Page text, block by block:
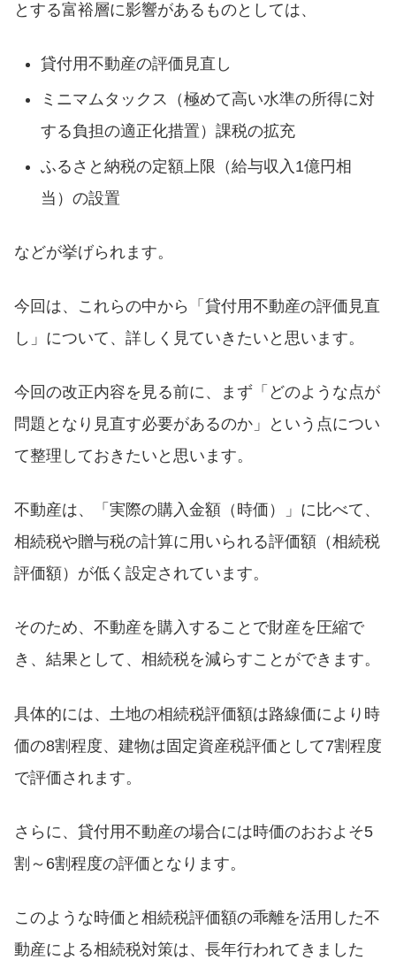
とする富裕層に影響があるものとしては、
貸付用不動産の評価見直し
ミニマムタックス（極めて高い水準の所得に対
する負担の適正化措置）課税の拡充
ふるさと納税の定額上限（給与収入1億円相
当）の設置
などが挙げられます。
今回は、これらの中から「貸付用不動産の評価見直
し」について、詳しく見ていきたいと思います。
今回の改正内容を見る前に、まず「どのような点が
問題となり見直す必要があるのか」という点につい
て整理しておきたいと思います。
不動産は、「実際の購入金額（時価）」に比べて、
相続税や贈与税の計算に用いられる評価額（相続税
評価額）が低く設定されています。
そのため、不動産を購入することで財産を圧縮で
き、結果として、相続税を減らすことができます。
具体的には、土地の相続税評価額は路線価により時
価の8割程度、建物は固定資産税評価として7割程度
で評価されます。
さらに、貸付用不動産の場合には時価のおおよそ5
割～6割程度の評価となります。
このような時価と相続税評価額の乖離を活用した不
動産による相続税対策は、長年行われてきました